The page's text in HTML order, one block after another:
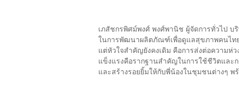
เภสัชกรพิศม์พงศ์ พงศ์พานิช ผู้จัดการทั่วไป บ
ในการพัฒนาผลิตภัณฑ์เพื่อดูแลสุขภาพคนไท
แต่หัวใจสำคัญยังคงเดิม คือการส่งต่อความห่
แข็งแรงคือรากฐานสำคัญในการใช้ชีวิตและ
และสร้างรอยยิ้มให้กับพี่น้องในชุมชนต่างๆ